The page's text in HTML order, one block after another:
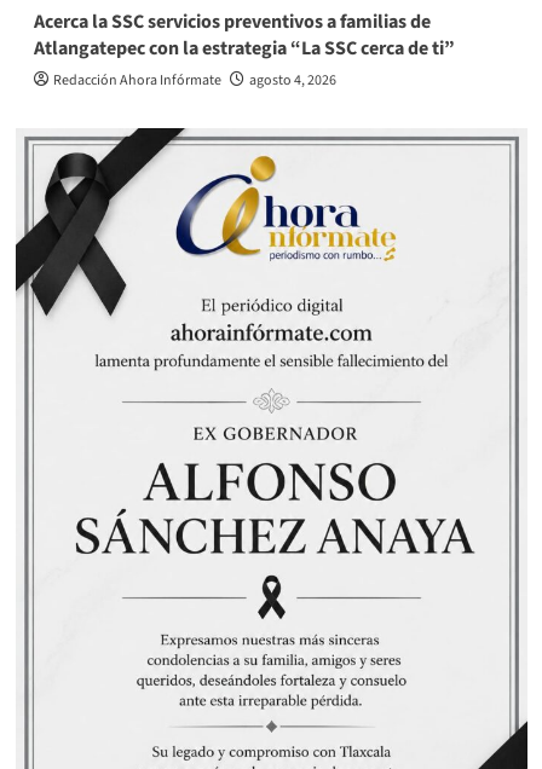
Acerca la SSC servicios preventivos a familias de
Atlangatepec con la estrategia “La SSC cerca de ti”
Redacción Ahora Infórmate agosto 4, 2026